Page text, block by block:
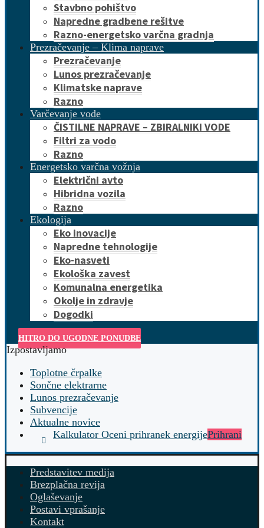
Stavbno pohištvo
Napredne gradbene rešitve
Razno-energetsko varčna gradnja
Prezračevanje – Klima naprave
Prezračevanje
Lunos prezračevanje
Klimatske naprave
Razno
Varčevanje vode
ČISTILNE NAPRAVE – ZBIRALNIKI VODE
Filtri za vodo
Razno
Energetsko varčna vožnja
Električni avto
Hibridna vozila
Razno
Ekologija
Eko inovacije
Napredne tehnologije
Eko-nasveti
Ekološka zavest
Komunalna energetika
Okolje in zdravje
Dogodki
HITRO DO UGODNE PONUDBE
Izpostavljamo
Toplotne črpalke
Sončne elektrarne
Lunos prezračevanje
Subvencije
Aktualne novice
Kalkulator Oceni prihranek energijePrihrani
Predstavitev medija
Brezplačna revija
Oglaševanje
Postavi vprašanje
Kontakt